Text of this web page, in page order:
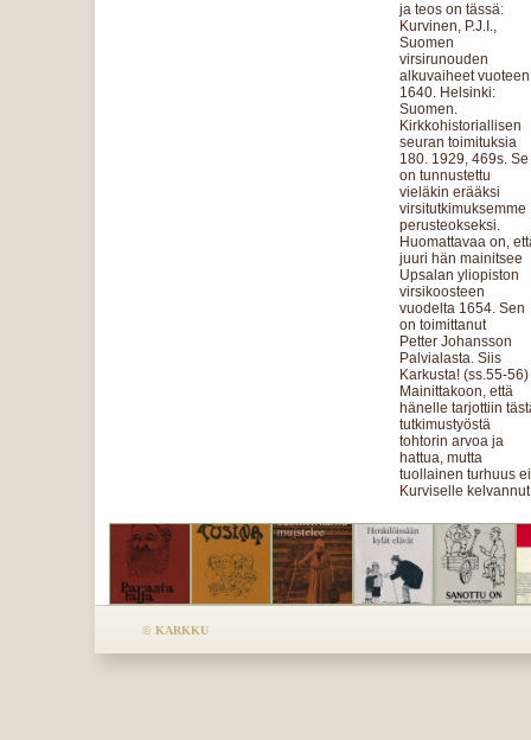
ja teos on tässä:
Kurvinen, P.J.I.,
Suomen
virsirunouden
alkuvaiheet vuoteen
1640. Helsinki:
Suomen.
Kirkkohistoriallisen
seuran toimituksia
180. 1929, 469s. Se
on tunnustettu
vieläkin erääksi
virsitutkimuksemme
perusteokseksi.
Huomattavaa on,
juuri hän mainitsee
Upsalan yliopiston
virsikoosteen
vuodelta 1654. Sen
on toimittanut
Petter Johansson
Palvialasta. Siis
Karkusta! (ss.55-56)
Mainittakoon, että
hänelle tarjottiin
tutkimustyöstä
tohtorin arvoa ja
hattua, mutta
tuollainen turhuus ei
Kurviselle
© KARKKU